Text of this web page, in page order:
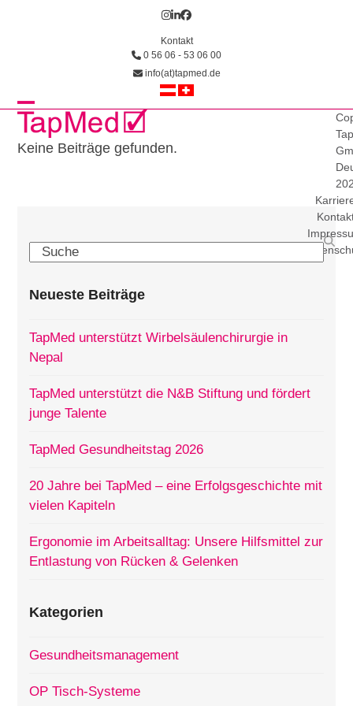
Instagram
LinkedIn
Facebook
Kontakt
0 56 06 - 53 06 00
info(at)tapmed.de
Open
mobile
Close
mobile
Keine Beiträge gefunden.
Search
Neueste Beiträge
TapMed unterstützt Wirbelsäulenchirurgie in
Nepal
TapMed unterstützt die N&B Stiftung und fördert
junge Talente
TapMed Gesundheitstag 2026
20 Jahre bei TapMed – eine Erfolgsgeschichte mit
vielen Kapiteln
Ergonomie im Arbeitsalltag: Unsere Hilfsmittel zur
Entlastung von Rücken & Gelenken
Kategorien
Gesundheitsmanagement
OP Tisch-Systeme